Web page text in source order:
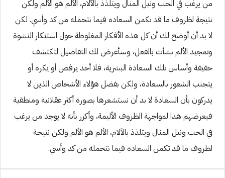
من يرغب في الحب ونيل المنال ويتلذذ بالآلام، الألم هو الألم ولكن
نتيجة لظروف ما قد تكمن السعاده فيما نتحمله من كد وأسي. لكن
لا بد أن أوضح لك أن كل هذه الأفكار المغلوطة حول استنكار النشوة
وتمجيد الألم نشأت بالفعل، وسأعرض لك التفاصيل لتكتشف
حقيقة وأساس تلك السعادة البشرية، فلا أحد يرفض أو يكره أو
يتجنب الشعور بالسعادة، ولكن بفضل هؤلاء الأشخاص الذين لا
يدركون بأن السعادة لا بد أن نستشعرها بصورة أكثر عقلانية ومنطقية
فيعرضهم هذا لمواجهة الظروف الأليمة، وأكرر بأنه لا يوجد من يرغب
في الحب ونيل المنال ويتلذذ بالآلام، الألم هو الألم ولكن نتيجة
لظروف ما قد تكمن السعاده فيما نتحمله من كد وأسي.